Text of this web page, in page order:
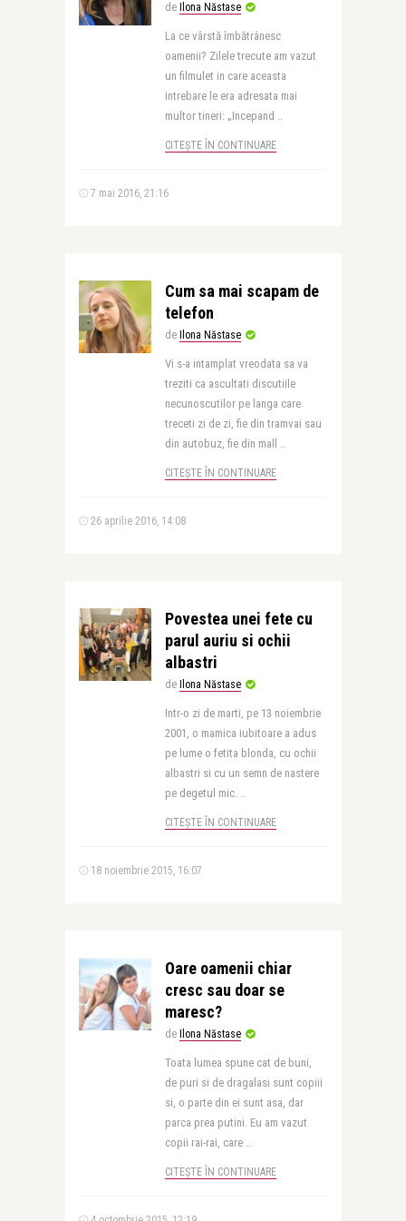
de Ilona Năstase
La ce vârstă îmbătrânesc
oamenii? Zilele trecute am vazut
un filmulet in care aceasta
intrebare le era adresata mai
multor tineri: „Incepand ..
CITEȘTE ÎN CONTINUARE
7 mai 2016, 21:16
Cum sa mai scapam de
telefon
de Ilona Năstase
Vi s-a intamplat vreodata sa va
treziti ca ascultati discutiile
necunoscutilor pe langa care
treceti zi de zi, fie din tramvai sau
din autobuz, fie din mall ..
CITEȘTE ÎN CONTINUARE
26 aprilie 2016, 14:08
Povestea unei fete cu
parul auriu si ochii
albastri
de Ilona Năstase
Intr-o zi de marti, pe 13 noiembrie
2001, o mamica iubitoare a adus
pe lume o fetita blonda, cu ochii
albastri si cu un semn de nastere
pe degetul mic. ..
CITEȘTE ÎN CONTINUARE
18 noiembrie 2015, 16:07
Oare oamenii chiar
cresc sau doar se
maresc?
de Ilona Năstase
Toata lumea spune cat de buni,
de puri si de dragalasi sunt copiii
si, o parte din ei sunt asa, dar
parca prea putini. Eu am vazut
copii rai-rai, care ..
CITEȘTE ÎN CONTINUARE